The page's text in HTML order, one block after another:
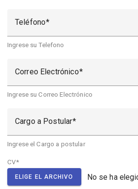
Teléfono
Ingrese su Telefono
Correo Electrónico
Ingrese su Correo Electrónico
Cargo a Postular
Ingrese el Cargo a postular
CV*
ELIGE EL ARCHIVO No se ha